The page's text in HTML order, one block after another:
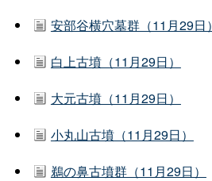
安部谷横穴墓群（11月29日）
白上古墳（11月29日）
大元古墳（11月29日）
小丸山古墳（11月29日）
鵜の鼻古墳群（11月29日）